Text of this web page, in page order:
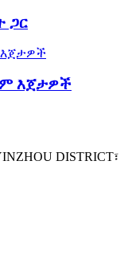
ጋር
እጀታዎች
DISTRICT፣